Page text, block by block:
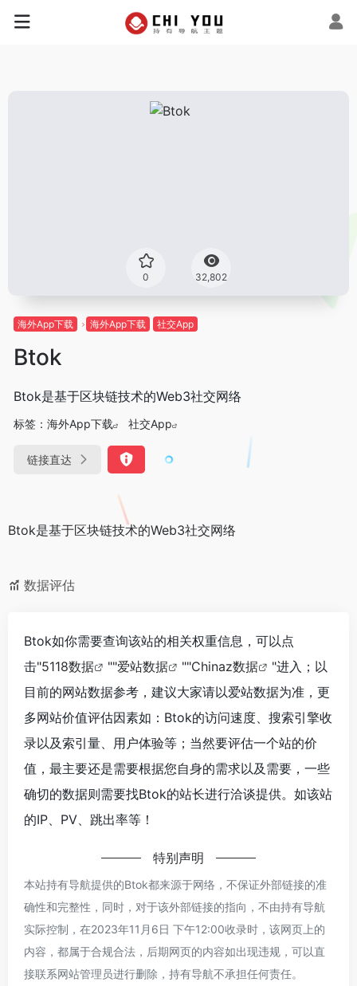
0 32,802
海外App下载 海外App下载 社交App
Btok
Btok是基于区块链技术的Web3社交网络
标签： 海外App下载 社交App
链接直达
Btok是基于区块链技术的Web3社交网络
数据评估
Btok如你需要查询该站的相关权重信息，可以点
击"5118数据 ""爱站数据 ""Chinaz数据
"进入；以
目前的网站数据参考，建议大家请以爱站数据为准，更
多网站价值评估因素如：Btok的访问速度、搜索引擎收
录以及索引量、用户体验等；当然要评估一个站的价
值，最主要还是需要根据您自身的需求以及需要，一些
确切的数据则需要找Btok的站长进行洽谈提供。如该站
的IP、PV、跳出率等！
特别声明
本站持有导航提供的Btok都来源于网络，不保证外部链接的准
确性和完整性，同时，对于该外部链接的指向，不由持有导航
实际控制，在2023年11月6日 下午12:00收录时，该网页上的
内容，都属于合规合法，后期网页的内容如出现违规，可以直
接联系网站管理员进行删除，持有导航不承担任何责任。